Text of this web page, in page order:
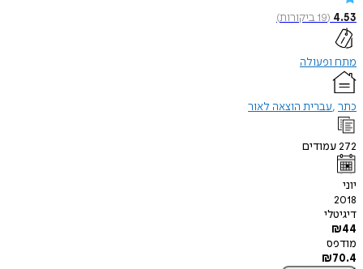
4.53
(
19ביקורות)
מתח ופעולה
כתר עברית הוצאה לאור
272עמודים
יוני
2018
דיגיטלי
₪44
מודפס
₪70.4